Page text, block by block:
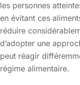
les personnes
en évitant ces
réduire
d’adopter une
peut réagir
régime alimentaire.